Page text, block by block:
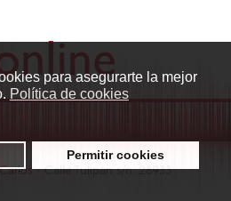
para asegurarte la mejor
Política de cookies
Permitir cookies
- Calle Tulipán s/n. 28933